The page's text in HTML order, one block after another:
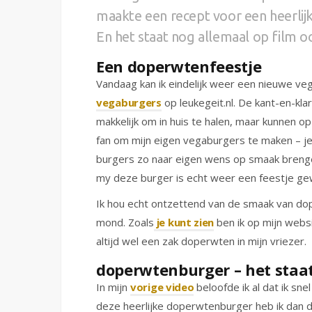
maakte een recept voor een
En het staat nog allemaal op film
Een doperwtenfeestje
Vandaag kan ik eindelijk weer een nieuwe
vegaburgers op leukegeit.nl. De kant-en-
makkelijk om in huis te halen, maar kunnen
fan om mijn eigen vegaburgers te maken –
burgers zo naar eigen wens op smaak
my deze burger is echt weer een feestje
Ik hou echt ontzettend van de smaak van
mond. Zoals je kunt zien ben ik op mijn
altijd wel een zak doperwten in mijn vriezer.
doperwtenburger – het
In mijn vorige video beloofde ik al dat ik
deze heerlijke doperwtenburger heb ik dan